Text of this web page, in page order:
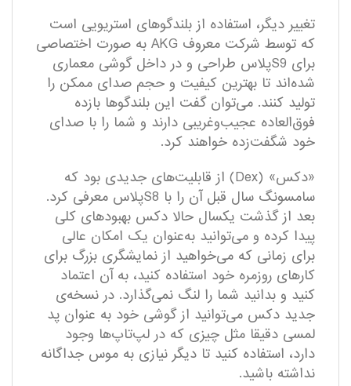
تغییر دیگر، استفاده از بلندگوهای استریویی است
که توسط شرکت معروف AKG به صورت اختصاصی
برای S9پلاس طراحی و در داخل گوشی معماری
شده‌اند تا بهترین کیفیت و حجم صدای ممکن را
تولید کنند. می‌توان گفت این بلندگو‌ها بازده
فوق‌العاده عجیب‌و‌غریبی دارند و شما را با صدای
خود شگفت‌زده خواهند کرد.
«دکس» (Dex) از قابلیت‌های جدیدی بود که
سامسونگ سال قبل آن را با S8پلاس معرفی کرد.
بعد از گذشت یکسال حالا دکس بهبودهای کلی
پیدا کرده و می‌توانید به‌عنوان یک امکان عالی
برای زمانی که می‌خواهید از نمایشگری بزرگ برای
کارهای روزمره خود استفاده کنید، به آن اعتماد
کنید و بدانید شما را لنگ نمی‌گذارد. در نسخه‌ی
جدید دکس می‌توانید از گوشی خود به عنوان پد
لمسی دقیقا مثل چیزی که در لپ‌تاپ‌ها وجود
دارد، استفاده کنید تا دیگر نیازی به موس جداگانه
نداشته باشید.